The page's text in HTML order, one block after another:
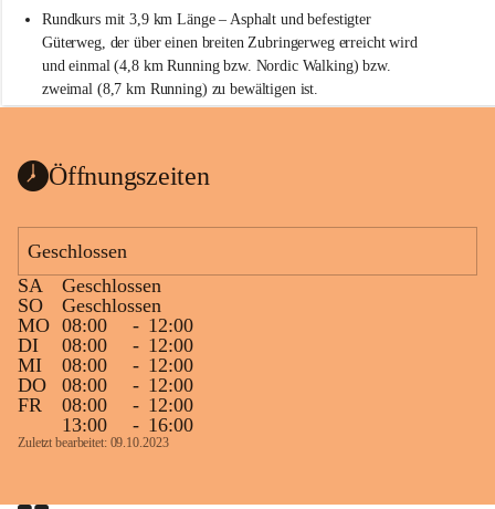
Rundkurs mit 3,9 km Länge – Asphalt und befestigter
Güterweg, der über einen breiten Zubringerweg erreicht wird
und einmal (4,8 km Running bzw. Nordic Walking) bzw.
zweimal (8,7 km Running) zu bewältigen ist.
Parkplatz auf der Rückseite der St. Martins Therme & Lodge
Zielgelände mit Verpflegungstruck
Ablauf
Samstag, 19.9.
13 bis 15 Uhr Startnummernausgabe, im Seminarraum der St.
Martins Therme & Lodge Frauenkirchen (vom Parkplatz hinter
der Therme zugänglich)
Sonntag, 20.9.
Öffnungszeiten
Geschlossen
SA
Geschlossen
SO
Geschlossen
MO 08:00 - 12:00
DI
08:00 - 12:00
MI
08:00 - 12:00
DO
08:00 - 12:00
FR
08:00 - 12:00
13:00
- 16:00
Zuletzt bearbeitet: 09.10.2023